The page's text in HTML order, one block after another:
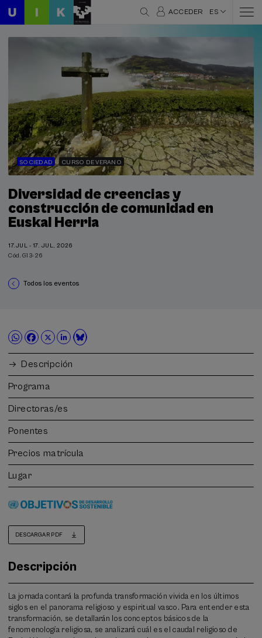
ACCEDER ES
SOCIEDAD CURSO DE VERANO
Diversidad de creencias y
construcción de comunidad en
Euskal Herria
17.JUL - 17. JUL, 2026
Cód. G13-26
Todos los eventos
Descripción
Programa
Directoras/es
Ponentes
Precios matrícula
Lugar
DESCARGAR PDF
Descripción
La jornada contará la profunda transformación vivida en los últimos
siglos en el panorama religioso y espiritual vasco. Para entender esta
transformación, se detallarán los conceptos básicos de la
fenomenología religiosa, se analizará cuál es el caudal religioso de